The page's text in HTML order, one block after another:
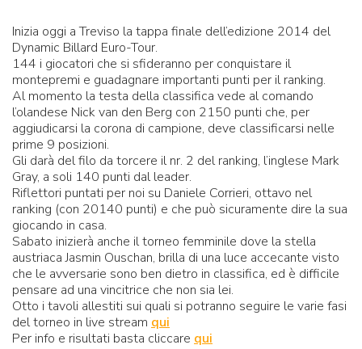
Inizia oggi a Treviso la tappa finale dell’edizione 2014 del
Dynamic Billard Euro-Tour.
144 i giocatori che si sfideranno per conquistare il
montepremi e guadagnare importanti punti per il ranking.
Al momento la testa della classifica vede al comando
l’olandese Nick van den Berg con 2150 punti che, per
aggiudicarsi la corona di campione, deve classificarsi nelle
prime 9 posizioni.
Gli darà del filo da torcere il nr. 2 del ranking, l’inglese Mark
Gray, a soli 140 punti dal leader.
Riflettori puntati per noi su Daniele Corrieri, ottavo nel
ranking (con 20140 punti) e che può sicuramente dire la sua
giocando in casa.
Sabato inizierà anche il torneo femminile dove la stella
austriaca Jasmin Ouschan, brilla di una luce accecante visto
che le avversarie sono ben dietro in classifica, ed è difficile
pensare ad una vincitrice che non sia lei.
Otto i tavoli allestiti sui quali si potranno seguire le varie fasi
del torneo in live stream qui
Per info e risultati basta cliccare qui